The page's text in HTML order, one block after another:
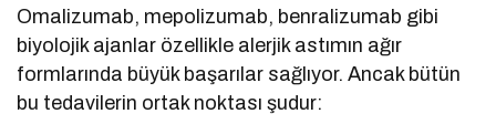
Omalizumab, mepolizumab, benralizumab gibi
biyolojik ajanlar özellikle alerjik astımın ağır
formlarında büyük başarılar sağlıyor. Ancak bütün
bu tedavilerin ortak noktası şudur: